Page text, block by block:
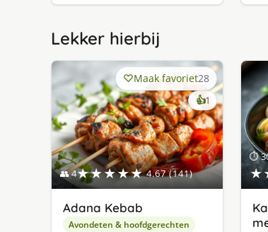
Lekker hierbij
👥 4★★★★★ 4.67 (141)
Maak favoriet28
👍1keer
lekker
gevonden
Adana Kebab
Avondeten & hoofdgerechten
⏱